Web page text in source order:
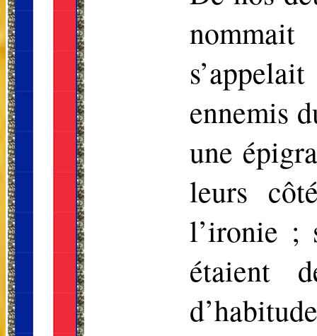
ennemis
une
leurs
l’ironie ;
étaient